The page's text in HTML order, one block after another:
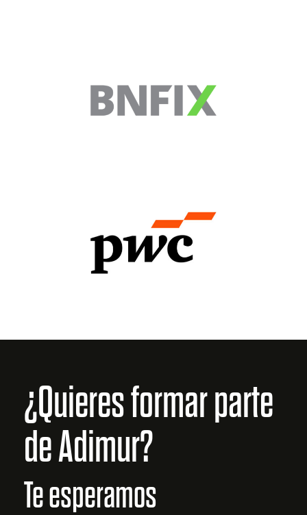
¿Quieres formar parte
de Adimur?
Te esperamos